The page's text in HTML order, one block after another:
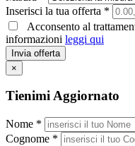
Inserisci la tua offerta *
Acconsento al
informazioni leggi qui
Invia offerta
×
Tienimi Aggiornato
Nome *
Cognome *